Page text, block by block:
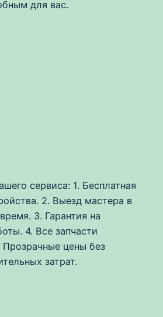
для вас.
сервиса: 1. Бесплатная
2. Выезд мастера в
3. Гарантия на
4. Все запчасти
Прозрачные цены без
затрат.